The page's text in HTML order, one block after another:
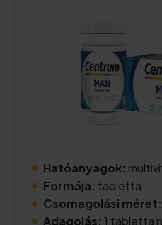
Hatóanyagok:
Formája: tabletta
Csomagolási méret:
Adagolás: 1 tabletta